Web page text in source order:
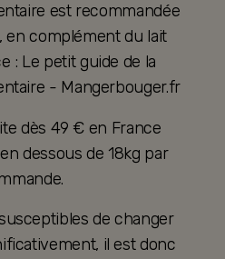
est recommandée
en complément du lait
: Le petit guide de la
- Mangerbouger.fr
dès 49 € en France
dessous de 18kg par
de changer
il est donc